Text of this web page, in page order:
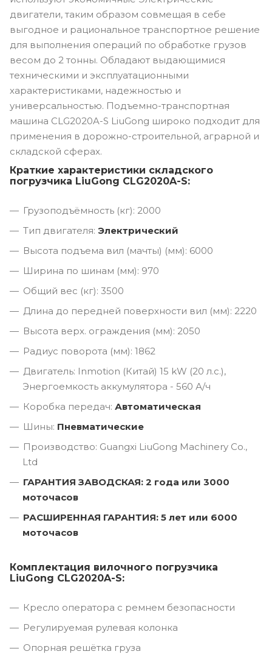
двигатели, таким образом совмещая в себе
выгодное и рациональное транспортное решение
для выполнения операций по обработке грузов
весом до 2 тонны. Обладают выдающимися
техническими и эксплуатационными
характеристиками, надежностью и
универсальностью. Подъемно-транспортная
машина CLG2020A-S LiuGong широко подходит для
применения в дорожно-строительной, аграрной и
складской сферах.
Краткие характеристики складского
погрузчика LiuGong CLG2020A-S:
Грузоподъёмность (кг): 2000
Тип двигателя: Электрический
Высота подъема вил (мачты) (мм): 6000
Ширина по шинам (мм): 970
Общий вес (кг): 3500
Длина до передней поверхности вил (мм): 2220
Высота верх. ограждения (мм): 2050
Радиус поворота (мм): 1862
Двигатель: Inmotion (Китай) 15 kW (20 л.с.),
Энергоемкость аккумулятора - 560 А/ч
Коробка передач: Автоматическая
Шины: Пневматические
Производство: Guangxi LiuGong Machinery Co.,
Ltd
ГАРАНТИЯ ЗАВОДСКАЯ: 2 года или 3000
моточасов
РАСШИРЕННАЯ ГАРАНТИЯ: 5 лет или 6000
моточасов
Комплектация вилочного погрузчика
LiuGong CLG2020A-S:
Кресло оператора с ремнем безопасности
Регулируемая рулевая колонка
Опорная решётка груза